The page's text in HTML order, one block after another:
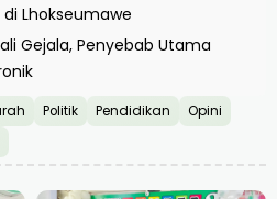
Lhokseumawe
Gejala, Penyebab Utama
Politik Pendidikan
Opini